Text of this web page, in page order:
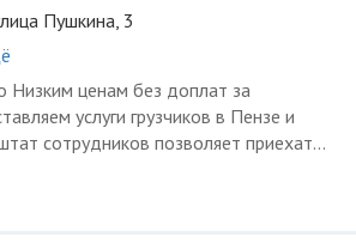
Пушкина, 3
Низким ценам без доплат за
услуги грузчиков в Пензе и
сотрудников позволяет приехат...